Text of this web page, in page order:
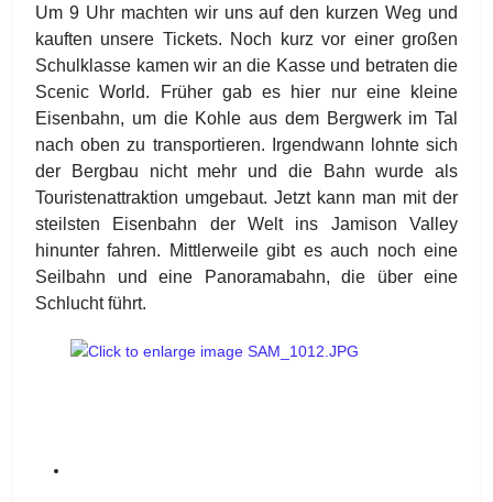
Um 9 Uhr machten wir uns auf den kurzen Weg und
kauften unsere Tickets. Noch kurz vor einer großen
Schulklasse kamen wir an die Kasse und betraten die
Scenic World. Früher gab es hier nur eine kleine
Eisenbahn, um die Kohle aus dem Bergwerk im Tal
nach oben zu transportieren. Irgendwann lohnte sich
der Bergbau nicht mehr und die Bahn wurde als
Touristenattraktion umgebaut. Jetzt kann man mit der
steilsten Eisenbahn der Welt ins Jamison Valley
hinunter fahren. Mittlerweile gibt es auch noch eine
Seilbahn und eine Panoramabahn, die über eine
Schlucht führt.